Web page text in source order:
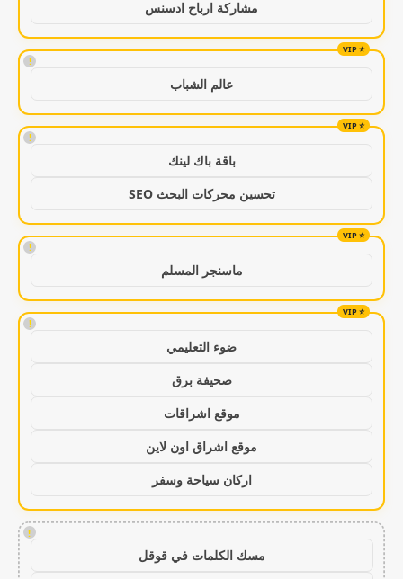
مشاركة ارباح ادسنس
!
عالم الشباب
!
باقة باك لينك
تحسين محركات البحث SEO
!
ماسنجر المسلم
!
ضوء التعليمي
صحيفة برق
موقع اشراقات
موقع اشراق اون لاين
اركان سياحة وسفر
!
مسك الكلمات في قوقل